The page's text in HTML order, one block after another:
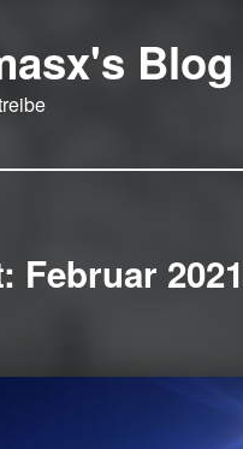
Blog
Februar 2021